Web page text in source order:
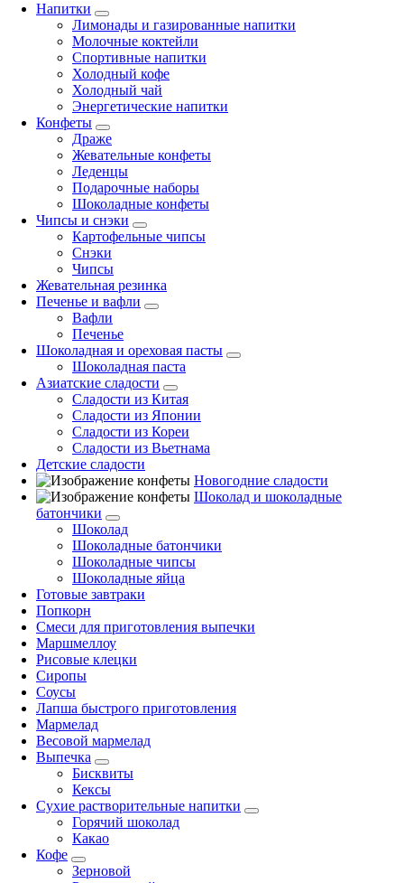
Напитки
Лимонады и газированные напитки
Молочные коктейли
Спортивные напитки
Холодный кофе
Холодный чай
Энергетические напитки
Конфеты
Драже
Жевательные конфеты
Леденцы
Подарочные наборы
Шоколадные конфеты
Чипсы и снэки
Картофельные чипсы
Снэки
Чипсы
Жевательная резинка
Печенье и вафли
Вафли
Печенье
Шоколадная и ореховая пасты
Шоколадная паста
Азиатские сладости
Сладости из Китая
Сладости из Японии
Сладости из Кореи
Сладости из Вьетнама
Детские сладости
Новогодние сладости
Шоколад и шоколадные
батончики
Шоколад
Шоколадные батончики
Шоколадные чипсы
Шоколадные яйца
Готовые завтраки
Попкорн
Смеси для приготовления выпечки
Маршмеллоу
Рисовые клецки
Сиропы
Соусы
Лапша быстрого приготовления
Мармелад
Весовой мармелад
Выпечка
Бисквиты
Кексы
Сухие растворительные напитки
Горячий шоколад
Какао
Кофе
Зерновой